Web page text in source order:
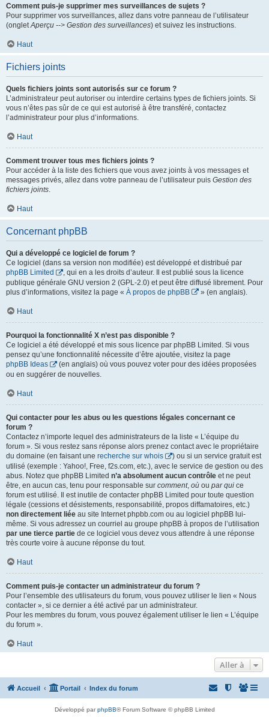
Comment puis-je supprimer mes surveillances de sujets ?
Pour supprimer vos surveillances, allez dans votre panneau de l’utilisateur
(ongletAperçu --> Gestion des surveillances) et suivez les instructions.
Haut
Fichiers joints
Quels fichiers joints sont autorisés sur ce forum ?
L’administrateur peut autoriser ou interdire certains types de fichiers joints. Si
vous n’êtes pas sûr de ce qui est autorisé à être transféré, contactez
l’administrateur pour plus d’informations.
Haut
Comment trouver tous mes fichiers joints ?
Pour accéder à la liste des fichiers que vous avez joints à vos messages et
messages privés, allez dans votre panneau de l’utilisateur puis Gestion des
fichiers joints.
Haut
Concernant phpBB
Qui a développé ce logiciel de forum ?
Ce logiciel (dans sa version non modifiée) est développé et distribué par
phpBB Limited
, qui en a les droits d’auteur. Il est publié sous la licence
publique générale GNU version 2 (GPL-2.0) et peut être diffusé librement. Pour
plus d’informations, visitez la page « À propos de phpBB » (en anglais).
Haut
Pourquoi la fonctionnalité X n’est pas disponible ?
Ce logiciel a été développé et mis sous licence par phpBB Limited. Si vous
pensez qu’une fonctionnalité nécessite d’être ajoutée, visitez la page
phpBB Ideas
(en anglais) où vous pouvez voter pour des idées proposées
ou en suggérer de nouvelles.
Haut
Qui contacter pour les abus ou les questions légales concernant ce
forum ?
Contactez n’importe lequel des administrateurs de la liste « L’équipe du
forum ». Si vous restez sans réponse alors prenez contact avec le propriétaire
du domaine (en faisant une recherche sur whois
) ou si un service gratuit est
utilisé (exemple : Yahoo!, Free, f2s.com, etc.), avec le service de gestion ou des
abus. Notez que phpBB Limited n’a absolument aucun contrôle et ne peut
être, en aucun cas, tenu pour responsable sur comment, où ou par qui ce
forum est utilisé. Il est inutile de contacter phpBB Limited pour toute question
légale (cessions et désistements, responsabilité, propos diffamatoires, etc.)
non directement liée au site Internet phpbb.com ou au logiciel phpBB lui-
même. Si vous adressez un courriel au groupe phpBB à propos de l’utilisation
par une tierce partie de ce logiciel vous devez vous attendre à une réponse
très courte voire à aucune réponse du tout.
Haut
Comment puis-je contacter un administrateur du forum ?
Pour l’ensemble des utilisateurs du forum, vous pouvez utiliser le lien « Nous
contacter », si ce dernier a été activé par un administrateur.
Pour les membres du forum, vous pouvez également utiliser le lien « L’équipe
du forum ».
Haut
Aller à
Accueil Portail Index du forum
Développé parphpBB® Forum Software © phpBB Limited